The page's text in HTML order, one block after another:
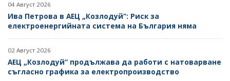
04 Август 2026
Ива Петрова в АЕЦ „Козлодуй“: Риск за
електроенергийната система на България няма
02 Август 2026
АЕЦ „Козлодуй“ продължава да работи с натоварване
съгласно графика за електропроизводство